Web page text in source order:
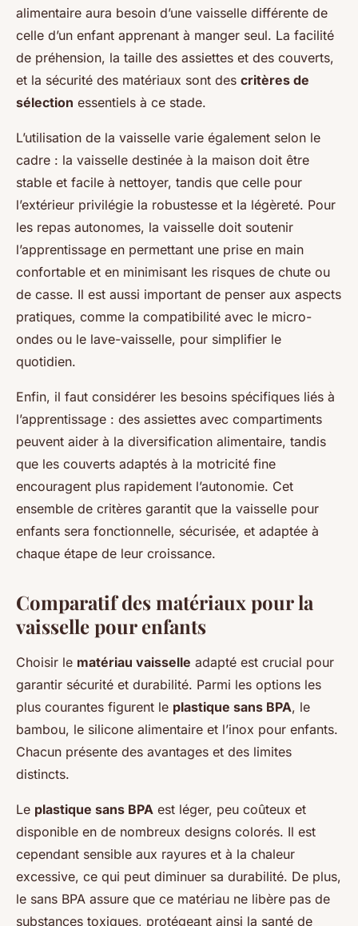
alimentaire aura besoin d’une vaisselle différente de
celle d’un enfant apprenant à manger seul. La facilité
de préhension, la taille des assiettes et des couverts,
et la sécurité des matériaux sont des critères de
sélection essentiels à ce stade.
L’utilisation de la vaisselle varie également selon le
cadre : la vaisselle destinée à la maison doit être
stable et facile à nettoyer, tandis que celle pour
l’extérieur privilégie la robustesse et la légèreté. Pour
les repas autonomes, la vaisselle doit soutenir
l’apprentissage en permettant une prise en main
confortable et en minimisant les risques de chute ou
de casse. Il est aussi important de penser aux aspects
pratiques, comme la compatibilité avec le micro-
ondes ou le lave-vaisselle, pour simplifier le
quotidien.
Enfin, il faut considérer les besoins spécifiques liés à
l’apprentissage : des assiettes avec compartiments
peuvent aider à la diversification alimentaire, tandis
que les couverts adaptés à la motricité fine
encouragent plus rapidement l’autonomie. Cet
ensemble de critères garantit que la vaisselle pour
enfants sera fonctionnelle, sécurisée, et adaptée à
chaque étape de leur croissance.
Comparatif des matériaux pour la
vaisselle pour enfants
Choisir le matériau vaisselle adapté est crucial pour
garantir sécurité et durabilité. Parmi les options les
plus courantes figurent le plastique sans BPA, le
bambou, le silicone alimentaire et l’inox pour enfants.
Chacun présente des avantages et des limites
distincts.
Le plastique sans BPA est léger, peu coûteux et
disponible en de nombreux designs colorés. Il est
cependant sensible aux rayures et à la chaleur
excessive, ce qui peut diminuer sa durabilité. De plus,
le sans BPA assure que ce matériau ne libère pas de
substances toxiques, protégeant ainsi la santé de